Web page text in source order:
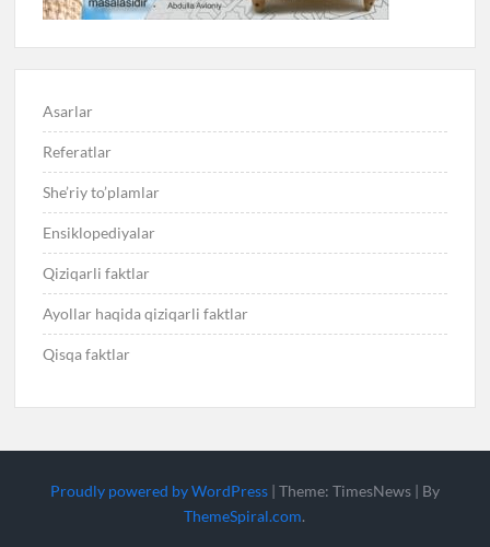
Asarlar
Referatlar
She’riy to’plamlar
Ensiklopediyalar
Qiziqarli faktlar
Ayollar haqida qiziqarli faktlar
Qisqa faktlar
Proudly powered by WordPress | Theme: TimesNews | By
ThemeSpiral.com.